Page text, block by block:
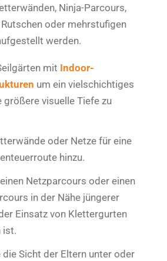
Ninja-Parcours,
oder mehrstufigen
werden.
mit Indoor-
um ein vielschichtiges
größere visuelle Tiefe zu
oder Netze für eine
hinzu.
Netzparcours oder einen
in der Nähe jüngerer
Einsatz von Klettergurten
ist.
die Sicht der Eltern unter oder